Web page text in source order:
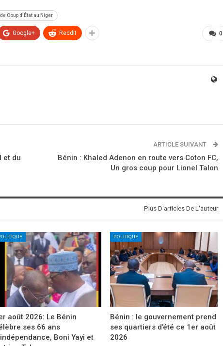
Coup d’État au Niger
0
Google+ ReddIt
et du
ARTICLE SUIVANT
Bénin : Khaled Adenon en route vers Coton FC,
Un gros coup pour Lionel Talon
Plus D'articles De L'auteur
août 2026: Le Bénin
ses 66 ans
Boni Yayi et
POLITIQUE
Bénin : le gouvernement prend
ses quartiers d’été ce 1er août
2026